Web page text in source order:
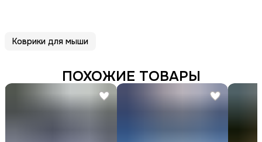
Коврики для мыши
ПОХОЖИЕ ТОВАРЫ